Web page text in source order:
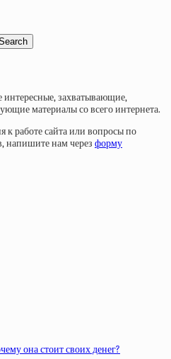
интересные, захватывающие,
материалы со всего интернета.
к работе сайта или вопросы по
напишите нам через форму
она стоит своих денег?